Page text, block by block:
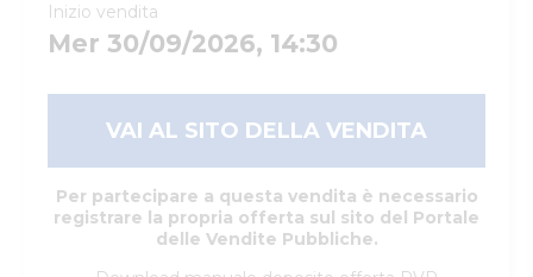
Inizio vendita
Mer 30/09/2026, 14:30
VAI AL SITO DELLA VENDITA
Per partecipare a questa vendita è necessario
registrare la propria offerta sul sito del Portale
delle Vendite Pubbliche.